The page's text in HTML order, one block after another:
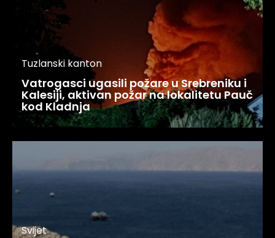
Tuzlanski kanton
Vatrogasci ugasili požare u Srebreniku i
Kalesiji, aktivan požar na lokalitetu Pauč
kod Kladnja
Svijet